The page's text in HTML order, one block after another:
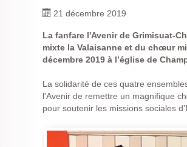
21 décembre 2019
La fanfare l'Avenir de Grimisuat-
mixte la Valaisanne et du chœur
décembre 2019 à l’église de
La solidarité de ces quatre
l'Avenir de remettre un magnifique
pour soutenir les missions sociales